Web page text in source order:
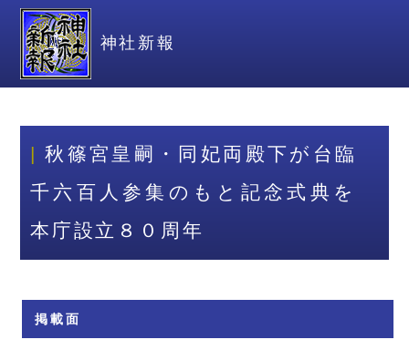
神社新報
秋篠宮皇嗣・同妃両殿下が台臨
千六百人参集のもと記念式典を
本庁設立８０周年
掲載面